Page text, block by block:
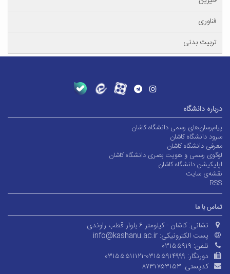
فناوری
تربیت بدنی
درباره دانشگاه
پیام‌رسان‌های رسمی دانشگاه کاشان
سرود دانشگاه کاشان
معرفی دانشگاه کاشان
لوگوی رسمی و هویت بصری دانشگاه کاشان
اپلیکیشن دانشگاه کاشان
نقشه‌ی سایت
RSS
تماس با ما
نشانی: کاشان - کیلومتر ۶ بلوار قطب راوندی
پست الکترونیکی: info@kashanu.ac.ir
تلفن: ۰۳۱۵۵۹۱۹
دورنگار: ۰۳۱۵۵۵۱۱۱۲۱-۰۳۱۵۵۹۱۴۹۹۹
کدپستی: ۸۷۳۱۷۵۳۱۵۳